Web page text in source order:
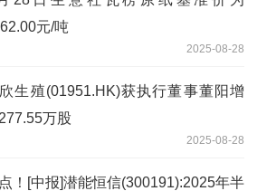
元/吨
2025-08-28
生殖(01951.HK)获执行董事董阳增
万股
2025-08-28
！[中报]潜能恒信(300191):2025年半